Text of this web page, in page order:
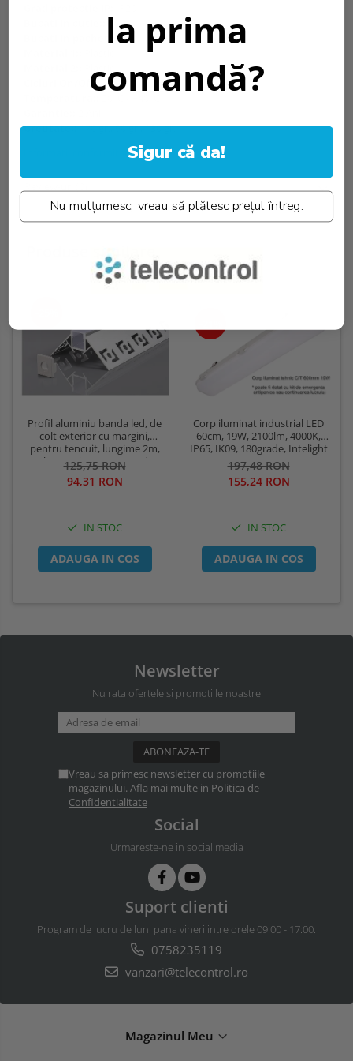
50
Bucati in pachet::1
Cicluri On/Off::100000 x
Greutate::170 gr., 90 gr., 130 gr.
Informatii conformitate produs
Produse similare
Profil aluminiu banda led, de
colt exterior cu margini,
pentru tencuit, lungime 2m,
culoare gri natur, Optonica
5165
125,75 RON
94,31 RON
IN STOC
ADAUGA IN COS
Corp iluminat industrial LED
60cm, 19W, 2100lm, 4000K,
IP65, IK09, 180grade, Intelight
93101
197,48 RON
155,24 RON
IN STOC
ADAUGA IN COS
Newsletter
Nu rata ofertele si promotiile noastre
Vreau sa primesc newsletter cu promotiile
magazinului. Afla mai multe in Politica de
Confidentialitate
Social
Urmareste-ne in social media
Suport clienti
Program de lucru de luni pana vineri intre orele 09:00 - 17:00.
0758235119
vanzari@telecontrol.ro
Magazinul Meu
la prima
comandă?
Sigur că da!
Nu mulțumesc, vreau să plătesc prețul întreg.